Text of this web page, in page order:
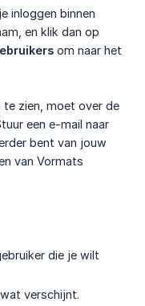
inloggen binnen
en klik dan op
om naar het
zien, moet over de
een e-mail naar
bent van jouw
van Vormats
die je wilt
verschijnt.